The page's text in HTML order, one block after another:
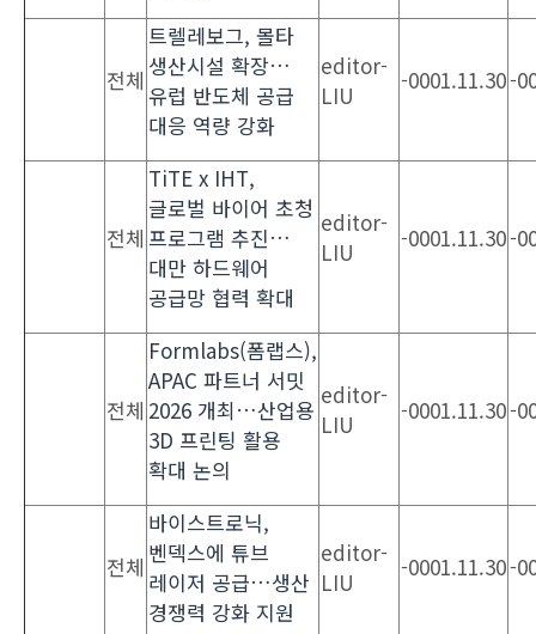
전체
트렐레보그, 몰타
생산시설 확장…
유럽 반도체 공급
대응 역량 강화
editor-
LIU
-0001.11.30-
전체
TiTE x IHT,
글로벌 바이어 초청
프로그램 추진…
대만 하드웨어
공급망 협력 확대
editor-
LIU
-0001.11.30-
전체
Formlabs(폼랩스),
APAC 파트너 서밋
2026 개최…산업용
3D 프린팅 활용
확대 논의
editor-
LIU
-0001.11.30-
전체
바이스트로닉,
벤덱스에 튜브
레이저 공급…생산
경쟁력 강화 지원
editor-
LIU
-0001.11.30-